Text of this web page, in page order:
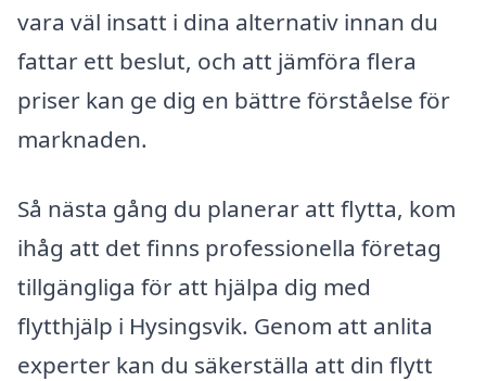
vara väl insatt i dina alternativ innan du
fattar ett beslut, och att jämföra flera
priser kan ge dig en bättre förståelse för
marknaden.
Så nästa gång du planerar att flytta, kom
ihåg att det finns professionella företag
tillgängliga för att hjälpa dig med
flytthjälp i Hysingsvik. Genom att anlita
experter kan du säkerställa att din flytt